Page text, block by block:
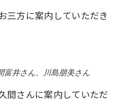
三方に案内していただき
井さん、川島朋美さん
間さんに案内していただ